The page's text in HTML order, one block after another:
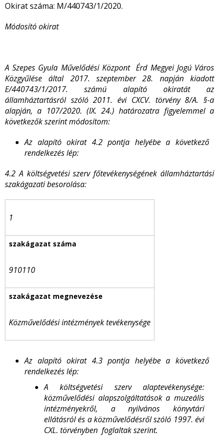
Okirat száma: M/440743/1/2020.
Módosító okirat
A Szepes Gyula Művelődési Központ Érd Megyei Jogú Város
Közgyűlése által 2017. szeptember 28. napján kiadott
E/440743/1/2017. számú alapító okiratát az
államháztartásról szóló 2011. évi CXCV. törvény 8/A. §-a
alapján, a 107/2020. (IX. 24.) határozatra figyelemmel a
következők szerint módosítom:
Az alapító okirat 4.2 pontja helyébe a következő
rendelkezés lép:
4.2 A költségvetési szerv főtevékenységének államháztartási
szakágazati besorolása:
1
910110
Közművelődési intézmények tevékenysége
Az alapító okirat 4.3 pontja helyébe a következő
rendelkezés lép:
A költségvetési szerv alaptevékenysége:
közművelődési alapszolgáltatások a muzeális
intézményekről, a nyilvános könyvtári
ellátásról és a közművelődésről szóló 1997. évi
CXL. törvényben foglaltak szerint.